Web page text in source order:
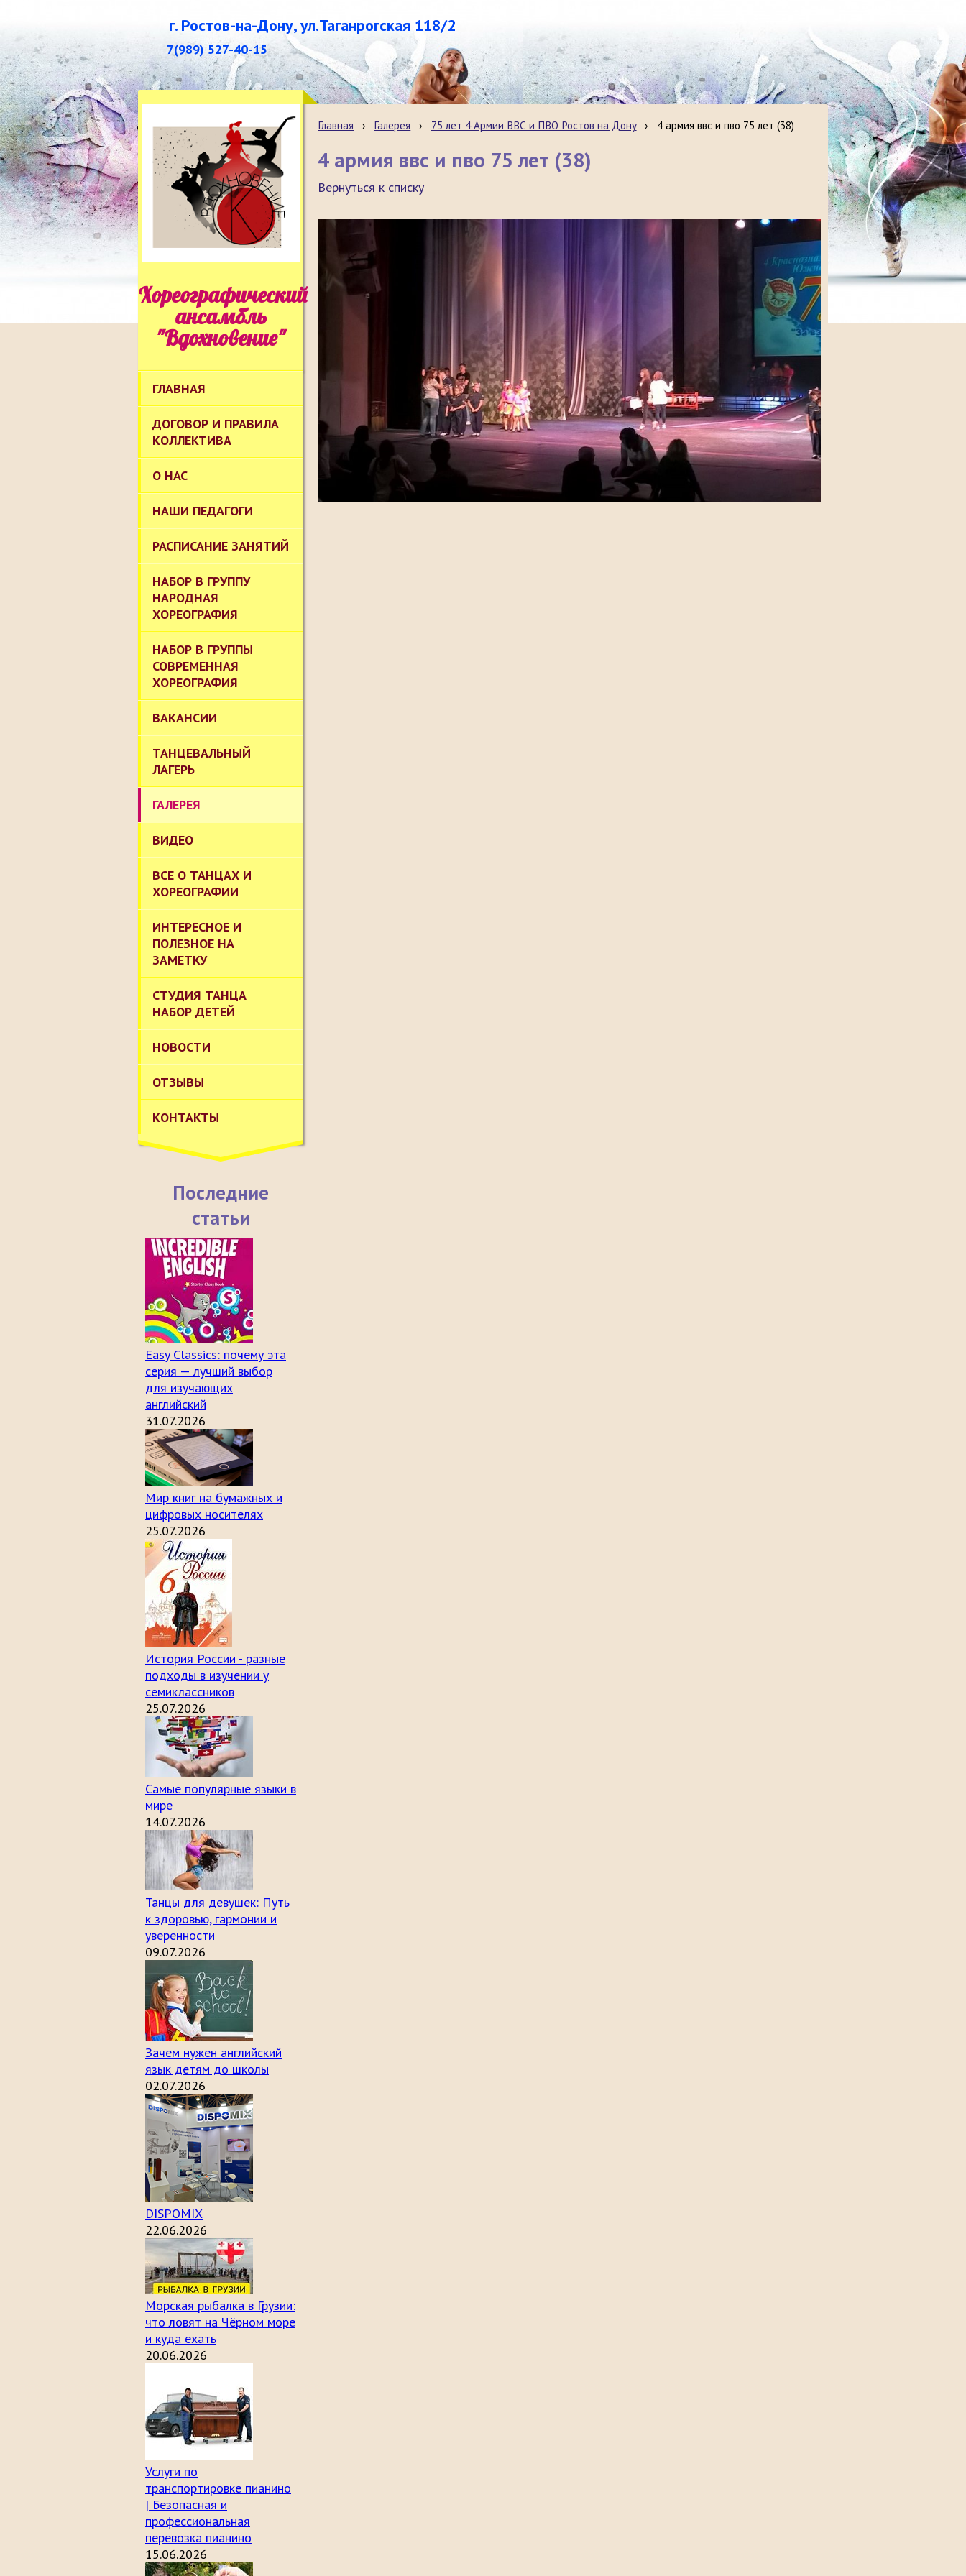
г. Ростов-на-Дону, ул.Таганрогская 118/2
7(989) 527-40-15
Хореографический
ансамбль
"Вдохновение"
ГЛАВНАЯ
ДОГОВОР И ПРАВИЛА
КОЛЛЕКТИВА
О НАС
НАШИ ПЕДАГОГИ
РАСПИСАНИЕ ЗАНЯТИЙ
НАБОР В ГРУППУ
НАРОДНАЯ
ХОРЕОГРАФИЯ
НАБОР В ГРУППЫ
СОВРЕМЕННАЯ
ХОРЕОГРАФИЯ
ВАКАНСИИ
ТАНЦЕВАЛЬНЫЙ
ЛАГЕРЬ
ГАЛЕРЕЯ
ВИДЕО
ВСЕ О ТАНЦАХ И
ХОРЕОГРАФИИ
ИНТЕРЕСНОЕ И
ПОЛЕЗНОЕ НА
ЗАМЕТКУ
СТУДИЯ ТАНЦА
НАБОР ДЕТЕЙ
НОВОСТИ
ОТЗЫВЫ
КОНТАКТЫ
Последние
статьи
Easy Classics: почему эта
серия — лучший выбор
для изучающих
английский
31.07.2026
Мир книг на бумажных и
цифровых носителях
25.07.2026
История России - разные
подходы в изучении у
семиклассников
25.07.2026
Самые популярные языки в
мире
14.07.2026
Танцы для девушек: Путь
к здоровью, гармонии и
уверенности
09.07.2026
Зачем нужен английский
язык детям до школы
02.07.2026
DISPOMIX
22.06.2026
Морская рыбалка в Грузии:
что ловят на Чёрном море
и куда ехать
20.06.2026
Услуги по
транспортировке пианино
| Безопасная и
профессиональная
перевозка пианино
15.06.2026
Главная › Галерея › 75 лет 4 Армии ВВС и ПВО Ростов на Дону › 4 армия ввс и пво 75 лет (38)
4 армия ввс и пво 75 лет (38)
Вернуться к списку